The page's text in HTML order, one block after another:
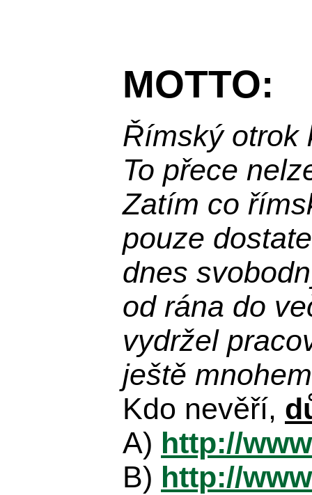
MOTTO:
Římský otrok
To přece
Zatím co
pouze
dnes
od rána do
vydržel
ještě
Kdo nevěří,
A) http://
B) http://